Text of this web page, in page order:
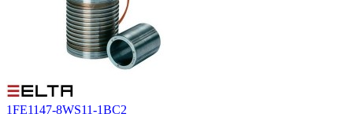
1FE1147-8WS11-1BC2